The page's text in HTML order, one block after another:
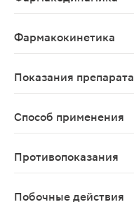
Фармакокинетика
Показания препарата
Способ применения
Противопоказания
Побочные действия